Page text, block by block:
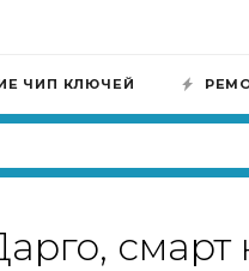
ЧИП КЛЮЧЕЙ
смарт